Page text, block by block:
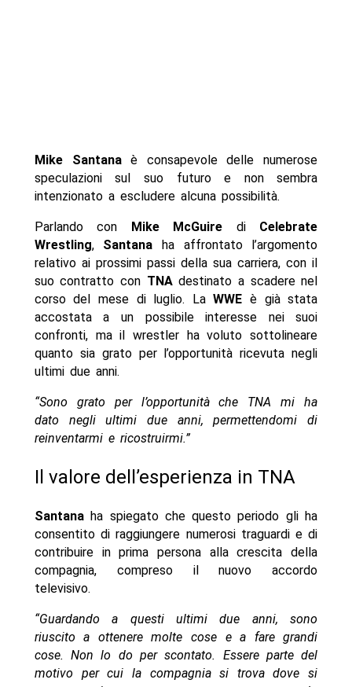
Mike Santanaè consapevole delle numerose
speculazioni sul suo futuro e non sembra
intenzionato a escludere alcuna possibilità.
Parlando con Mike McGuire di Celebrate
Wrestling, Santana ha affrontato l’argomento
relativo ai prossimi passi della sua carriera, con il
suo contratto con TNAdestinato a scadere nel
corso del mese di luglio. LaWWE è già stata
accostata a un possibile interesse nei suoi
confronti, ma il wrestler ha voluto sottolineare
quanto sia grato per l’opportunità ricevuta negli
ultimi due anni.
“Sono grato per l’opportunità che TNA mi ha
dato negli ultimi due anni, permettendomi di
reinventarmi e ricostruirmi.”
Il valore dell’esperienza in TNA
Santanaha spiegato che questo periodo gli ha
consentito di raggiungere numerosi traguardi e di
contribuire in prima persona alla crescita della
compagnia, compreso il nuovo accordo
televisivo.
“Guardando a questi ultimi due anni, sono
riuscito a ottenere molte cose e a fare grandi
cose. Non lo do per scontato. Essere parte del
motivo per cui la compagnia si trova dove si